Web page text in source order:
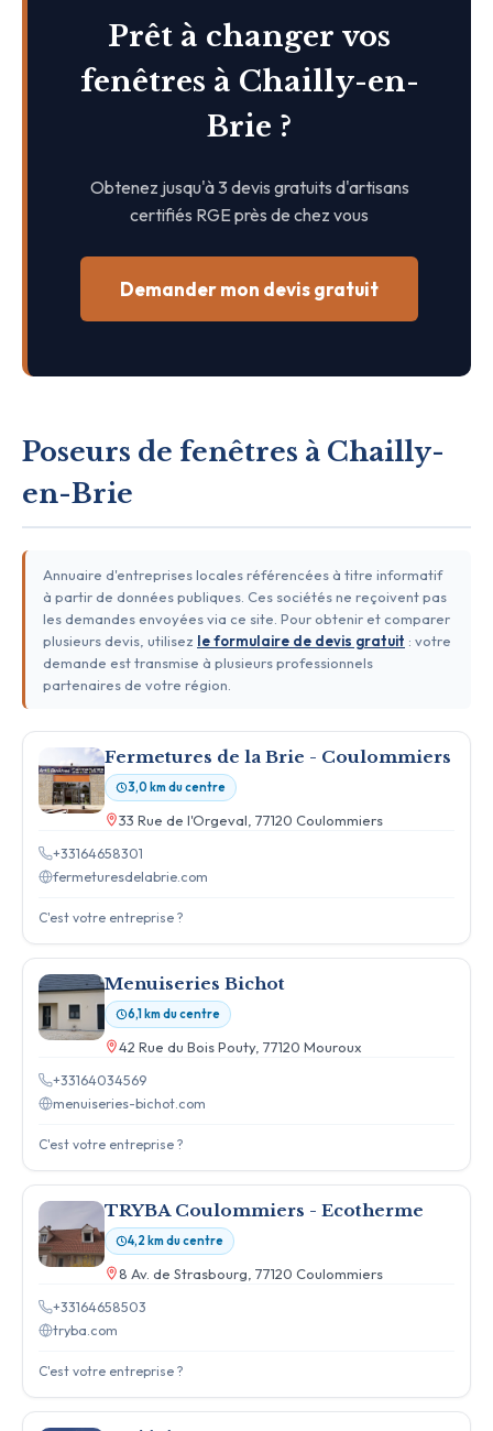
Prêt à changer vos
fenêtres à Chailly-en-
Brie ?
Obtenez jusqu'à 3 devis gratuits d'artisans
certifiés RGE près de chez vous
Demander mon devis gratuit
Poseurs de fenêtres à Chailly-
en-Brie
Annuaire d'entreprises locales référencées à titre informatif
à partir de données publiques. Ces sociétés ne reçoivent pas
les demandes envoyées via ce site. Pour obtenir et comparer
plusieurs devis, utilisez le formulaire de devis gratuit : votre
demande est transmise à plusieurs professionnels
partenaires de votre région.
Fermetures de la Brie - Coulommiers
3,0 km du centre
33 Rue de l'Orgeval, 77120 Coulommiers
+33164658301
fermeturesdelabrie.com
C'est votre entreprise ?
Menuiseries Bichot
6,1 km du centre
42 Rue du Bois Pouty, 77120 Mouroux
+33164034569
menuiseries-bichot.com
C'est votre entreprise ?
TRYBA Coulommiers - Ecotherme
4,2 km du centre
8 Av. de Strasbourg, 77120 Coulommiers
+33164658503
tryba.com
C'est votre entreprise ?